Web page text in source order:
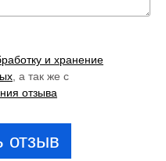
и хранение
, а так же с
отзыва
отзыв